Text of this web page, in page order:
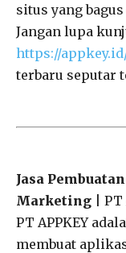
situs yang
Jangan lupa
https://
terbaru seputar
Jasa
Marketing | PT
PT APPKEY
membuat